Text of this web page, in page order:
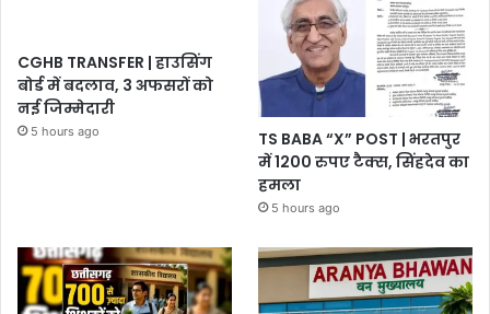
CGHB TRANSFER | हाउसिंग
बोर्ड में बदलाव, 3 अफसरों को
नई जिम्मेदारी
5 hours ago
TS BABA “X” POST | भरतपुर
में 1200 रुपए टैक्स, सिंहदेव का
हमला
5 hours ago